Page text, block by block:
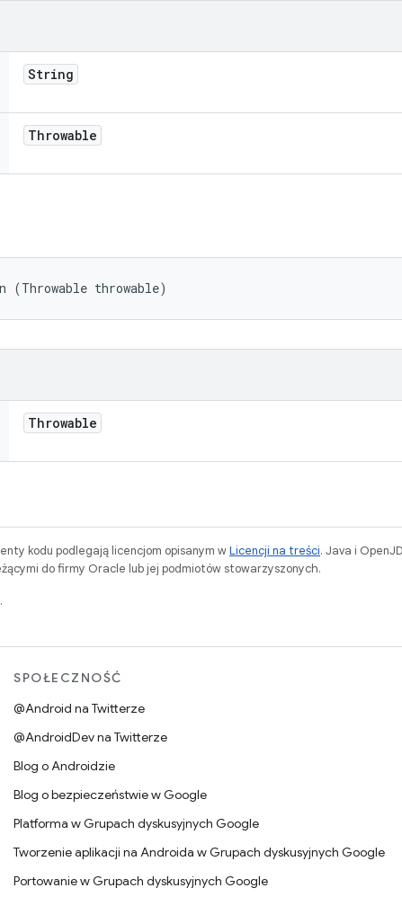
String
Throwable
(Throwable throwable)
Throwable
kodu podlegają licencjom opisanym wLicencji na treści. Java i
do firmy Oracle lub jej podmiotów stowarzyszonych.
SPOŁECZNOŚĆ
@Android na Twitterze
@AndroidDev na Twitterze
Blog o Androidzie
Blog o bezpieczeństwie w Google
Platforma w Grupach dyskusyjnych Google
Tworzenie aplikacji na Androida w Grupach dyskusyjnych Google
Portowanie w Grupach dyskusyjnych Google